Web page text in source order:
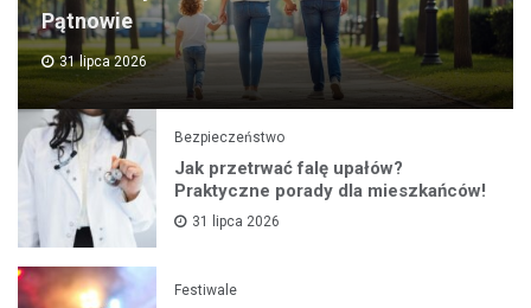
Pątnowie
31 lipca 2026
Bezpieczeństwo
Jak przetrwać falę upałów?
Praktyczne porady dla mieszkańców!
31 lipca 2026
Festiwale